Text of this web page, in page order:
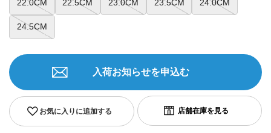
22.0CM 22.5CM 23.0CM 23.5CM 24.0CM
24.5CM
お気に入りに追加する
入荷お知らせを申込む